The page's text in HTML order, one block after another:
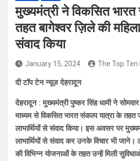
मुख्यमंत्री ने विकसित
तहत बागेश्वर ज़िले की महिला
संवाद किया
January 15, 2024 The Top Ten
दी टॉप टेन न्यूज़ देहरादून
देहरादून : मुख्यमंत्री पुष्कर सिंह धामी ने
माध्यम से विकसित भारत संकल्प यात्रा के तहत
लाभार्थियों से संवाद किया। इस अवसर पर
लाभार्थियों से संवाद कर उनके विचार भी जाने।
की विभिन्न योजनाओं के तहत उन्हें मिली